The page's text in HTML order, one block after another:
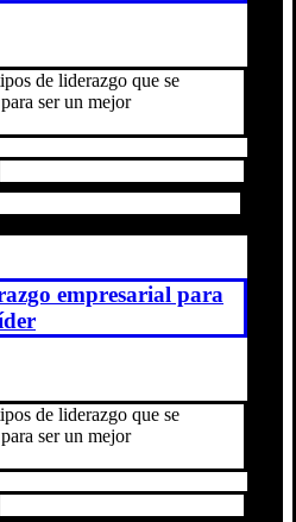
de liderazgo que se
ser un mejor
empresarial para
de liderazgo que se
ser un mejor